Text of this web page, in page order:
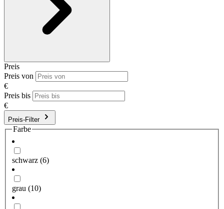
Preis
Preis von
€
Preis bis
€
Preis-Filter
Farbe
schwarz (6)
grau (10)